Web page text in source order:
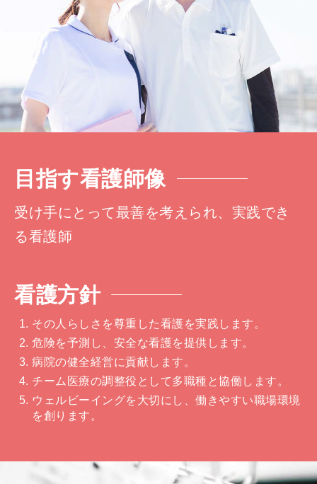
目指す看護師像
受け手にとって最善を考えられ、実践でき
る看護師
看護方針
その人らしさを尊重した看護を実践します。
危険を予測し、安全な看護を提供します。
病院の健全経営に貢献します。
チーム医療の調整役として多職種と協働します。
ウェルビーイングを大切にし、働きやすい職場環境
を創ります。